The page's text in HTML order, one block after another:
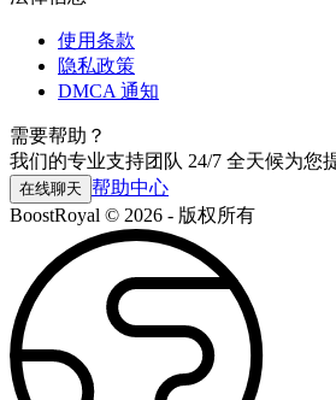
使用条款
隐私政策
DMCA 通知
需要帮助？
我们的专业支持团队 24/7 全天候为您
在线聊天 帮助中心
BoostRoyal © 2026 - 版权所有